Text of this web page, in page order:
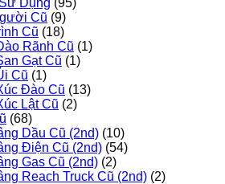
Dụng (95)
Cũ (9)
Cũ (18)
Rãnh Cũ (1)
Gạt Cũ (1)
Cũ (1)
Đào Cũ (13)
Lật Cũ (2)
(68)
Dầu Cũ (2nd) (10)
Điện Cũ (2nd) (54)
Gas Cũ (2nd) (2)
Reach Truck Cũ (2nd) (2)